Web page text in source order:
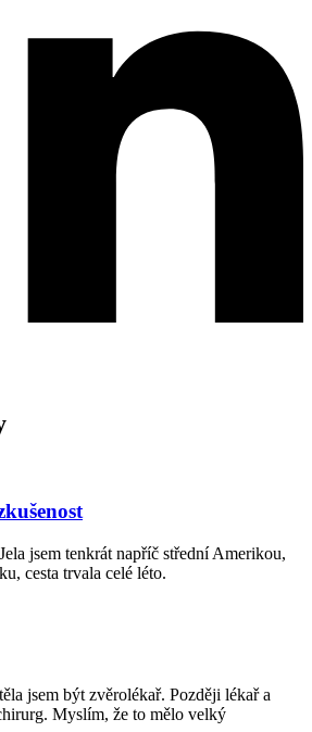
jsem tenkrát napříč střední Amerikou,
cesta trvala celé léto.
jsem být zvěrolékař. Později lékař a
Myslím, že to mělo velký